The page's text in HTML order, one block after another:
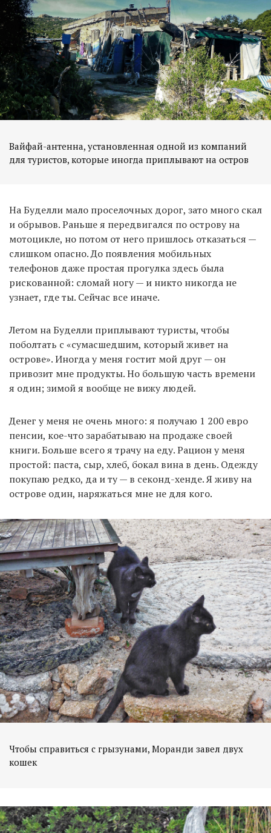
Вайфай-антенна, установленная одной из компаний
для туристов, которые иногда приплывают на остров
На Буделли мало проселочных дорог, зато много скал
и обрывов. Раньше я передвигался по острову на
мотоцикле, но потом от него пришлось отказаться —
слишком опасно. До появления мобильных
телефонов даже простая прогулка здесь была
рискованной: сломай ногу — и никто никогда не
узнает, где ты. Сейчас все иначе.
Летом на Буделли приплывают туристы, чтобы
поболтать с «сумасшедшим, который живет на
острове». Иногда у меня гостит мой друг — он
привозит мне продукты. Но большую часть времени
я один; зимой я вообще не вижу людей.
Денег у меня не очень много: я получаю 1 200 евро
пенсии, кое-что зарабатываю на продаже своей
книги. Больше всего я трачу на еду. Рацион у меня
простой: паста, сыр, хлеб, бокал вина в день. Одежду
покупаю редко, да и ту — в секонд-хенде. Я живу на
острове один, наряжаться мне не для кого.
Чтобы справиться с грызунами, Моранди завел двух
кошек